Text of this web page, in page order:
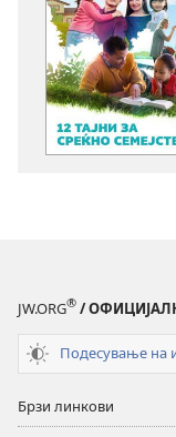
JW.ORG® /
Подесување на
Брзи линкови